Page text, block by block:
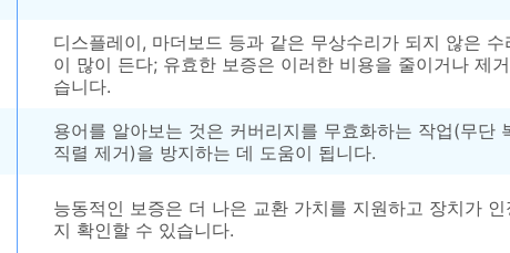
디스플레이, 마더보드 등과 같은 무상수리가 되지 않은 수
이 많이 든다; 유효한 보증은 이러한 비용을 줄이거나 제
습니다.
용어를 알아보는 것은 커버리지를 무효화하는 작업(무단
직렬 제거)을 방지하는 데 도움이 됩니다.
능동적인 보증은 더 나은 교환 가치를 지원하고 장치가
지 확인할 수 있습니다.